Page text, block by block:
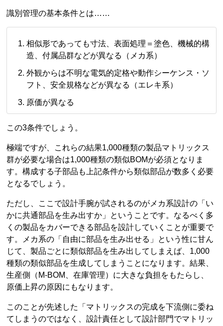
識別管理の基本条件とは……
相似形であっても寸法、表面処理＝塗色、機械的構
造、付属品群などが異なる（メカ系）
外観からは不明な電気的定格や動作シーケンス・ソ
フト、安全規格などが異なる（エレキ系）
原価が異なる
この3条件でしょう。
極端ですが、これらの結果1,000種類の製品マトリックス
群が必要な場合は1,000種類の類似BOMが必須となりま
す。構成する子部品も上記条件から類似部品が数多く必要
となるでしょう。
ただし、ここで設計手腕が試されるのがメカ系設計の「い
かに共通部品を生み出すか」ということです。なるべく多
くの製品をカバーできる部品を設計していくことが重要で
す。メカ系の「自由に部品を生み出せる」という性に甘ん
じて、製品ごとに類似部品を生み出してしまえば、1,000
種類の類似部品を生成してしまうことになります。結果、
生産側（M-BOM、在庫管理）に大きな負担をもたらし、
原価上昇の原因にもなります。
このことが先述した「マトリックスの完成を下流側に委ね
てしまうのではなく、設計責任として設計部門でマトリッ